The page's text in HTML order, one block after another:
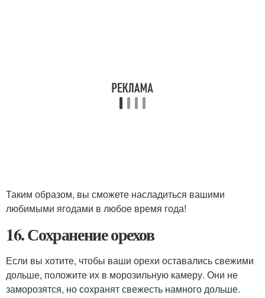
Таким образом, вы сможете насладиться вашими
любимыми ягодами в любое время года!
16. Сохранение орехов
Если вы хотите, чтобы ваши орехи оставались свежими
дольше, положите их в морозильную камеру. Они не
заморозятся, но сохранят свежесть намного дольше.